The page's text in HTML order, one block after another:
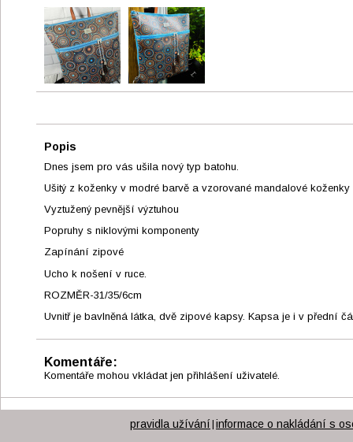
Popis
Dnes jsem pro vás ušila nový typ batohu.
Ušitý z koženky v modré barvě a vzorované mandalové koženky
Vyztužený pevnější výztuhou
Popruhy s niklovými komponenty
Zapínání zipové
Ucho k nošení v ruce.
ROZMĚR-31/35/6cm
Uvnitř je bavlněná látka, dvě zipové kapsy. Kapsa je i v přední
Komentáře:
Komentáře mohou vkládat jen přihlášení uživatelé.
pravidla užívání | informace o nakládání s